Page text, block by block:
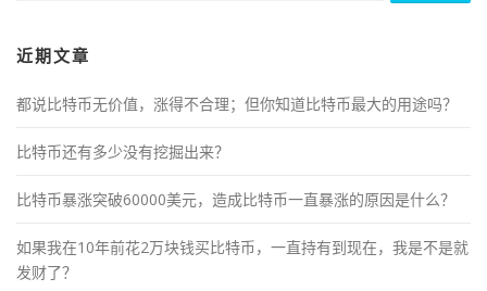
近期文章
都说比特币无价值，涨得不合理；但你知道比特币最大的用途吗？
比特币还有多少没有挖掘出来？
比特币暴涨突破60000美元，造成比特币一直暴涨的原因是什么？
如果我在10年前花2万块钱买比特币，一直持有到现在，我是不是就
发财了？